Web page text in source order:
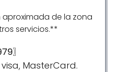
de la zona
servicios.**
〗
MasterCard.